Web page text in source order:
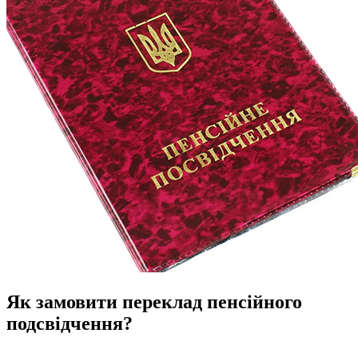
Як замовити переклад пенсійного
подсвідчення?